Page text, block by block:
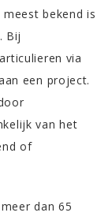
bekend is
Bij
via
een project.
van het
of
dan 65